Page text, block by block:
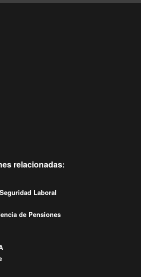
relacionadas:
Laboral
de Pensiones